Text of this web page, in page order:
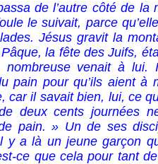
de l’autre côté de la
le suivait, parce
Jésus gravit la
la fête des Juifs,
nombreuse venait à
pain pour qu’ils aient à
car il savait bien, lui, ce
deux cents journées
pain. » Un de ses
y a là un jeune garçon
ce que cela pour tant